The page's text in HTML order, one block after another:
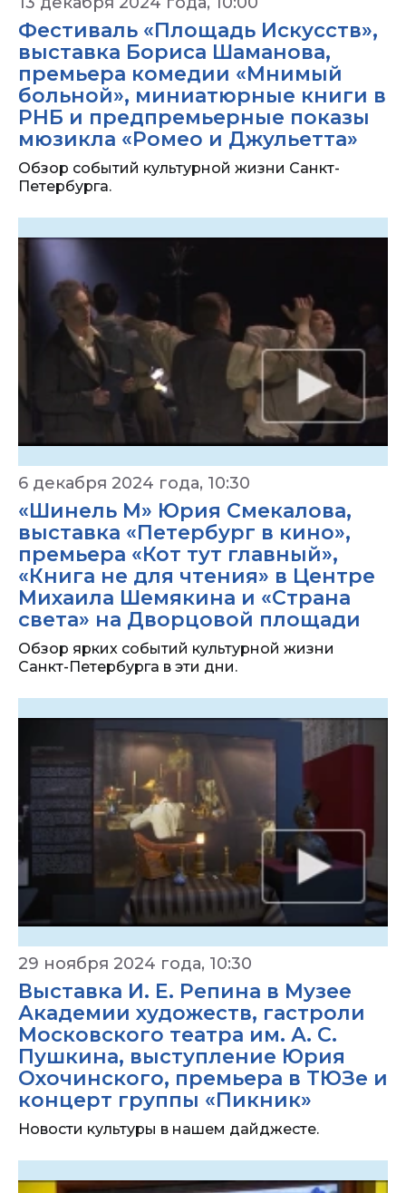
Фестиваль «Площадь Искусств»,
выставка Бориса Шаманова,
премьера комедии «Мнимый
больной», миниатюрные книги в
РНБ и предпремьерные показы
мюзикла «Ромео и Джульетта»
Обзор событий культурной жизни Санкт-
Петербурга.
6 декабря 2024 года, 10:30
«Шинель М» Юрия Смекалова,
выставка «Петербург в кино»,
премьера «Кот тут главный»,
«Книга не для чтения» в Центре
Михаила Шемякина и «Страна
света» на Дворцовой площади
Обзор ярких событий культурной жизни
Санкт-Петербурга в эти дни.
29 ноября 2024 года, 10:30
Выставка И. Е. Репина в Музее
Академии художеств, гастроли
Московского театра им. А. С.
Пушкина, выступление Юрия
Охочинского, премьера в ТЮЗе и
концерт группы «Пикник»
Новости культуры в нашем дайджесте.